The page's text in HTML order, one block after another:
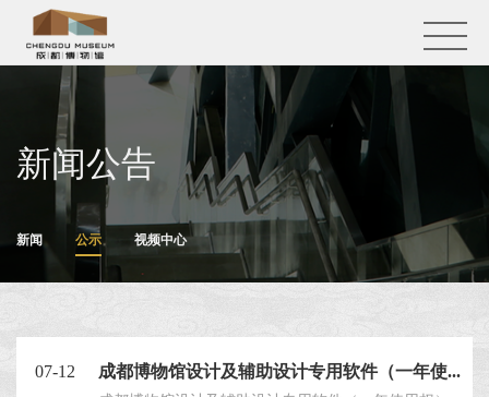
新闻公告
新闻 公示 视频中心
07-12 成都博物馆设计及辅助设计专用软件（一年使...